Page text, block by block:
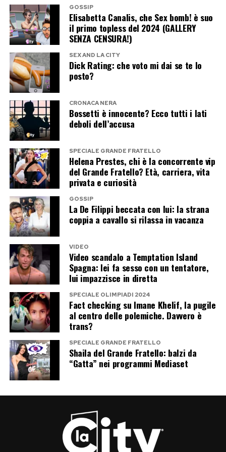
que vales
Mentre il Grande Fratello insiste, Casalino ha già
scelto un altro palcoscenico Mediaset. Ha infatti
registrato una partecipazione a Tu sì que vales,
dove sarà protagonista nello spazio dedicato al
Lip Sync insieme a Maria De Filippi.
Il duetto promette di diventare uno dei
momenti più curiosi della trasmissione. Casalino
vestirà i panni di Zucchero, mentre Maria De
Filippi interpreterà Loredana Bertè. Un
accostamento che difficilmente sarebbe venuto
in mente anche al più fantasioso degli autori
televisivi: l’ex portavoce del premier e la regina
di Canale 5 trasformati in due icone della musica
italiana.
La presenza a Tu sì que vales dimostra che
Casalino non ha chiuso affatto la porta alla
televisione. La vera domanda riguarda il tipo di
televisione che intende scegliere. Una
performance ironica accanto a Maria De Filippi
richiede una sera di leggerezza. Il Grande
Fratello, invece, significherebbe settimane di
convivenza, esposizione continua e inevitabili
incursioni nel passato politico e privato.
Per ora il reality attende, Ilary Blasi prepara la
nuova edizione e gli autori continuano il
pressing. Rocco Casalino prende tempo. Ma nel
GOSSIP
Elisabetta Canalis, che Sex bomb! è suo
il primo topless del 2024 (GALLERY
SENZA CENSURA!)
SEX AND LA CITY
Dick Rating: che voto mi dai se te lo
posto?
CRONACA NERA
Bossetti è innocente? Ecco tutti i lati
deboli dell’accusa
SPECIALE GRANDE FRATELLO
Helena Prestes, chi è la concorrente vip
del Grande Fratello? Età, carriera, vita
privata e curiosità
GOSSIP
La De Filippi beccata con lui: la strana
coppia a cavallo si rilassa in vacanza
VIDEO
Video scandalo a Temptation Island
Spagna: lei fa sesso con un tentatore,
lui impazzisce in diretta
SPECIALE OLIMPIADI 2024
Fact checking su Imane Khelif, la pugile
al centro delle polemiche. Davvero è
trans?
SPECIALE GRANDE FRATELLO
Shaila del Grande Fratello: balzi da
“Gatta” nei programmi Mediaset